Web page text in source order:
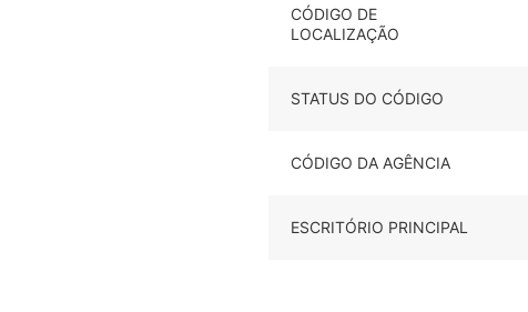
CÓDIGO DE
LOCALIZAÇÃO
STATUS DO CÓDIGO
CÓDIGO DA AGÊNCIA
ESCRITÓRIO PRINCIPAL